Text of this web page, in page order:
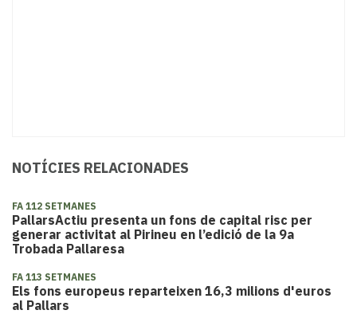
NOTÍCIES RELACIONADES
FA 112 SETMANES
PallarsActiu presenta un fons de capital risc per
generar activitat al Pirineu en l’edició de la 9a
Trobada Pallaresa
FA 113 SETMANES
Els fons europeus reparteixen 16,3 milions d'euros
al Pallars